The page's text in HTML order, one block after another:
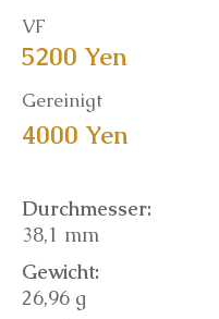
VF
5200 Yen
Gereinigt
4000 Yen
Durchmesser:
38,1 mm
Gewicht:
26,96 g